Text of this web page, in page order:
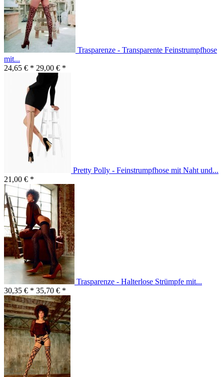
Trasparenze - Transparente Feinstrumpfhose
mit...
24,65 € * 29,00 € *
Pretty Polly - Feinstrumpfhose mit Naht und...
21,00 € *
Trasparenze - Halterlose Strümpfe mit...
30,35 € * 35,70 € *